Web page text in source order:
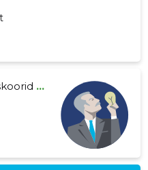
...